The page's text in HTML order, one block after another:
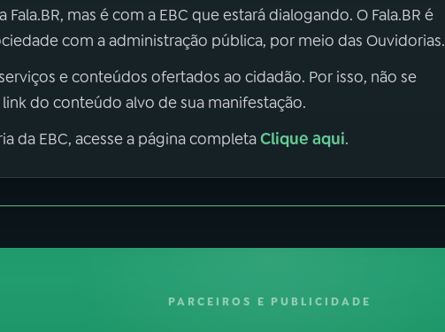
mas é com a EBC que estará dialogando. O Fala.BR é
com a administração pública, por meio das Ouvidorias.
e conteúdos ofertados ao cidadão. Por isso, não se
do conteúdo alvo de sua manifestação.
da EBC, acesse a página completaClique aqui.
PARCEIROS E PUBLICIDADE